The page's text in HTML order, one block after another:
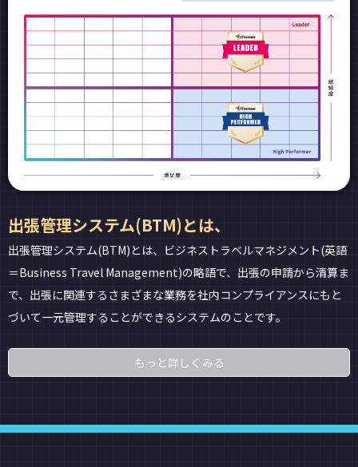
出張管理システム(BTM)とは、
出張管理システム(BTM)とは、ビジネストラベルマネジメント(英語
＝Business Travel Management)の略語で、出張の申請から清算ま
で、出張に関連するさまざまな業務を社内コンプライアンスにもと
づいて一元管理することができるシステムのことです。
もっと詳しくみる